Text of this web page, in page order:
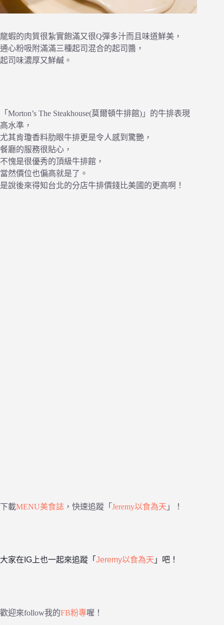
龍蝦的肉質很紮實飽滿又很Q彈多汁而且味道鮮美，
通心粉吸附滿滿三種起司混合的起司醬，
起司味濃厚又鮮鹹。
「Morton’s The Steakhouse(莫爾頓牛排館)」的牛排表現
高水準，
尤其肯瓊香料肋眼牛排更是令人感到驚艷，
餐廳的服務很貼心，
不愧是很優秀的頂級牛排館，
當然價位也偏高就是了。
是說後來得知台北的分店牛排價錢比美國的更高啊！
下載MENU美食誌 ，快速追蹤「 Jeremy以食為天 」！
大家在IG上也一起來追蹤「 Jeremy以食為天 」吧！
歡迎來follow我的FB粉專喔！